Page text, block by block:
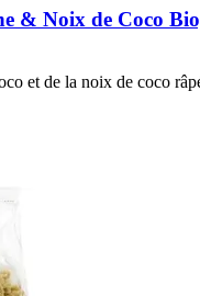
& Noix de Coco
et de la noix de coco